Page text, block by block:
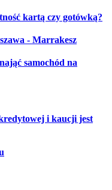
kartą czy gotówką?
- Marrakesz
samochód na
i kaucji jest